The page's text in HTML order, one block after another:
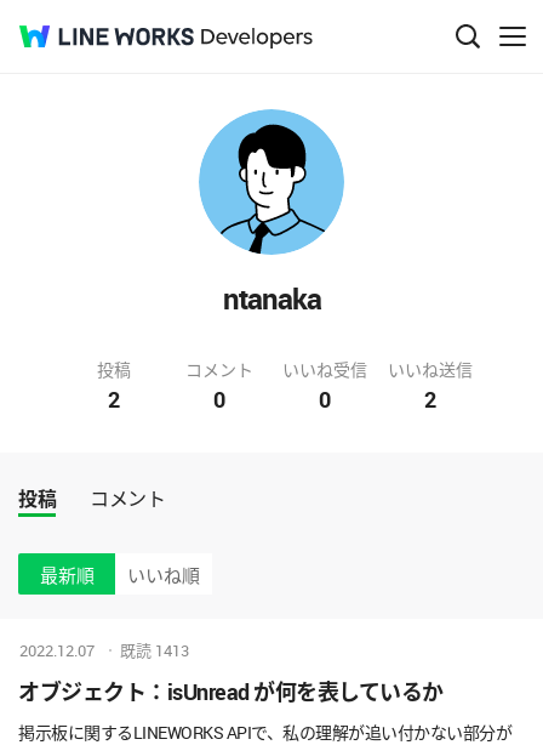
ntanaka
投稿
2
コメント
0
いいね受信
0
いいね送信
2
投稿 コメント
最新順 いいね順
オブジェクト：isUnread が何を表しているか
掲示板に関するLINEWORKS APIで、私の理解が追い付かない部分が
2022.12.07 既読 1413